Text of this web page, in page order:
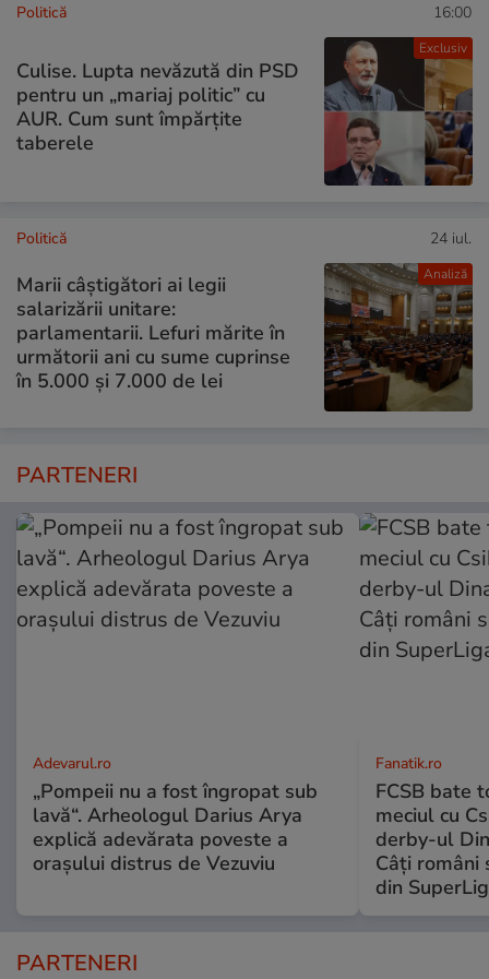
Exclusiv
Politică 16:00
Culise. Lupta nevăzută din PSD
pentru un „mariaj politic” cu
AUR. Cum sunt împărțite
taberele
Analiză
Politică 24 iul.
Marii câștigători ai legii
salarizării unitare:
parlamentarii. Lefuri mărite în
următorii ani cu sume cuprinse
în 5.000 și 7.000 de lei
PARTENERI
Adevarul.ro
„Pompeii nu a fost îngropat sub
lavă“. Arheologul Darius Arya
explică adevărata poveste a
orașului distrus de Vezuviu
Fanatik.ro
FCSB bate
meciul cu
derby-ul
Câți
din
PARTENERI